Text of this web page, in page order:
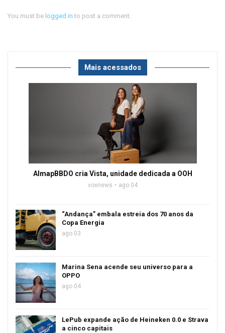
You must be logged in to post a comment.
Mais acessados
AlmapBBDO cria Vista, unidade dedicada a OOH
voxnews ago 04
“Andança” embala estreia dos 70 anos da
Copa Energia
ago 03
Marina Sena acende seu universo para a
OPPO
ago 04
LePub expande ação de Heineken 0.0 e Strava
a cinco capitais